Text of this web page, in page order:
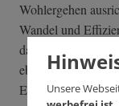
Wohlergehen
Wandel und
dagegen Hickel
eben nicht nur
Eine ehrliche
Unsere